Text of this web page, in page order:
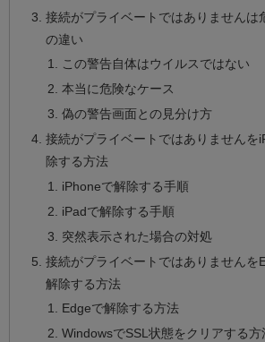
接続がプライベートではありませんは
の違い
この警告自体はウイルスではない
本当に危険なケース
偽の警告画面との見分け方
接続がプライベートではありませんを
除する方法
iPhoneで解除する手順
iPadで解除する手順
突然表示された場合の対処
接続がプライベートではありませんを
解除する方法
Edgeで解除する方法
WindowsでSSL状態をクリアする方